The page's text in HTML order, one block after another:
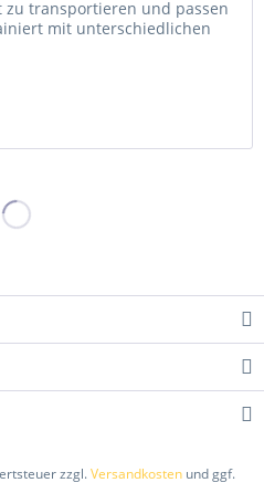
transportieren und passen
mit unterschiedlichen
zzgl.Versandkosten und ggf.